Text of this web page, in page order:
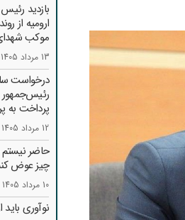
بازدید
ارومیه از
موکب
13 مرداد 1405
درخواست
رئیس‌جمهور
پرداخت به
12 مرداد 1405
حاضر
چیز عوض
10 مرداد 1405
نوآوری باید